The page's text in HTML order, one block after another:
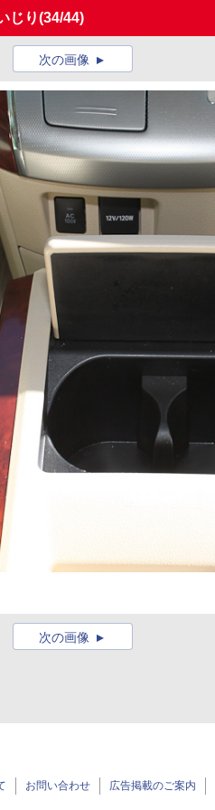
じり(34/44)
次の画像
次の画像
お問い合わせ 広告掲載のご案内